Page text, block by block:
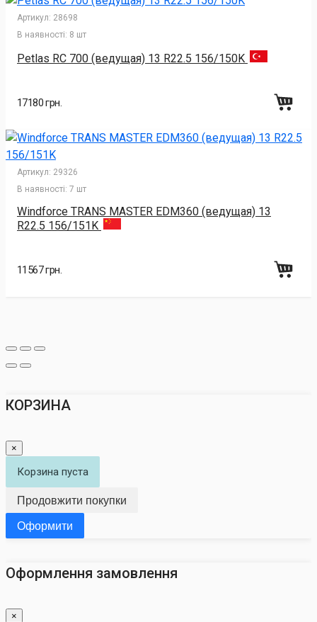
Артикул: 28698
В наявності: 8 шт
Petlas RC 700 (ведущая) 13 R22.5 156/150K
17180 грн.
Артикул: 29326
В наявності: 7 шт
Windforce TRANS MASTER EDM360 (ведущая) 13
R22.5 156/151K
11567 грн.
КОРЗИНА
×
Корзина пуста
Продовжити покупки
Оформити
Оформлення замовлення
×